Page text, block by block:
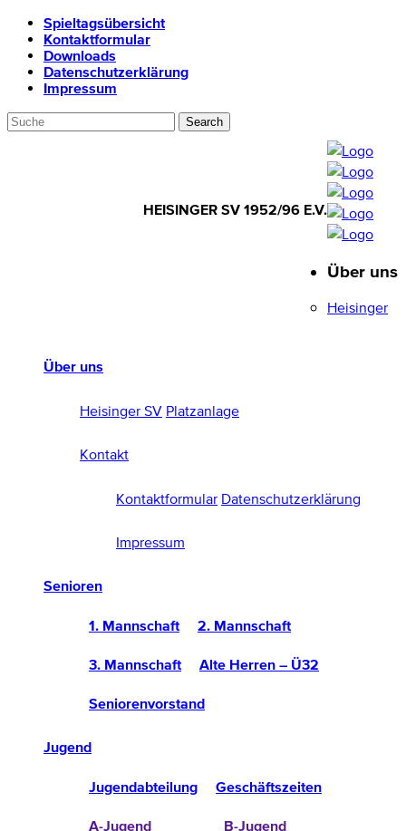
Spieltagsübersicht
Kontaktformular
Downloads
Datenschutzerklärung
Impressum
HEISINGER SV 1952/96 E.V.
1952/96 E.V.
Über uns
Heisinger SV Platzanlage
Kontakt
Kontaktformular Datenschutzerklärung
Impressum
Senioren
1. Mannschaft 2. Mannschaft
3. Mannschaft Alte Herren – Ü32
Seniorenvorstand
Jugend
Jugendabteilung Geschäftszeiten
A-Jugend B-Jugend
Über uns
Heisinger